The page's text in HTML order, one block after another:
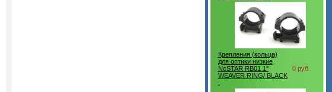
Крепления (кольца)
для оптики низкие
NcSTAR RB01 1"
WEAVER RING/ BLACK
0 руб.